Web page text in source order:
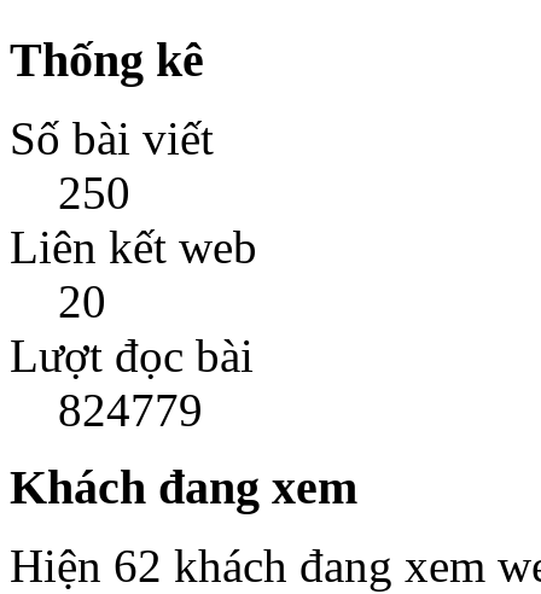
Thống kê
Số bài viết
250
Liên kết web
20
Lượt đọc bài
824779
Khách đang xem
Hiện 62 khách đang xem